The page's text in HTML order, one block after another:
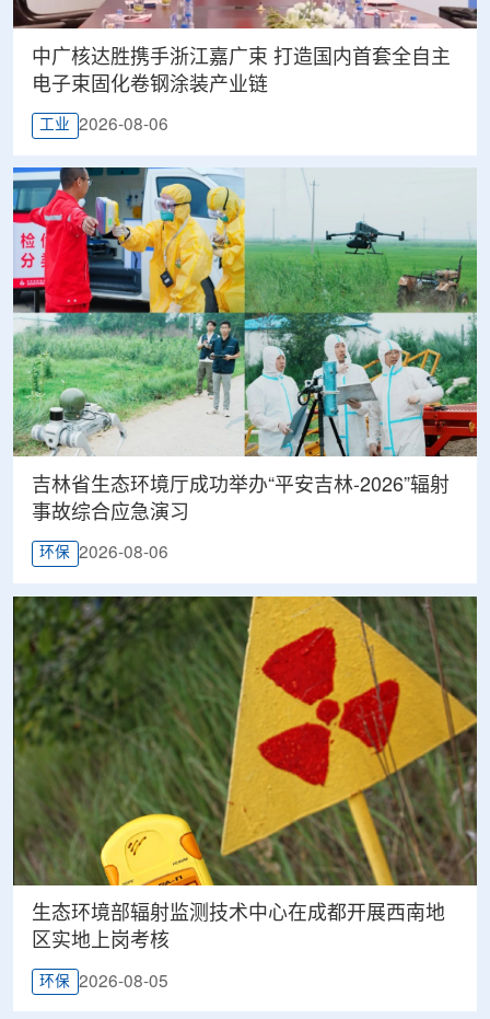
中广核达胜携手浙江嘉广束 打造国内首套全自主
电子束固化卷钢涂装产业链
工业 2026-08-06
吉林省生态环境厅成功举办“平安吉林-2026”辐射
事故综合应急演习
环保 2026-08-06
生态环境部辐射监测技术中心在成都开展西南地
区实地上岗考核
环保 2026-08-05